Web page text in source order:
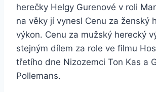
herečky Helgy Gurenové v roli
na věky jí vynesl Cenu za ženský
výkon. Cenu za mužský herecký
stejným dílem za role ve filmu
třetího dne Nizozemci Ton Kas a
Pollemans.